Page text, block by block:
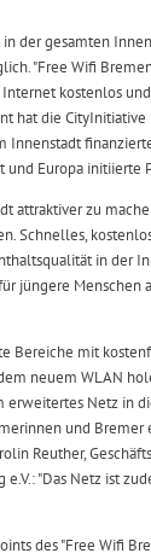
der gesamten
"Free Wifi
kostenlos
hat die CityInitiative
Innenstadt
und Europa initiierte
attraktiver zu
Schnelles,
in der
jüngere Menschen
Bereiche mit
neuem WLAN
erweitertes Netz in
und Bremer
Reuther,
"Das Netz ist
des "Free Wifi